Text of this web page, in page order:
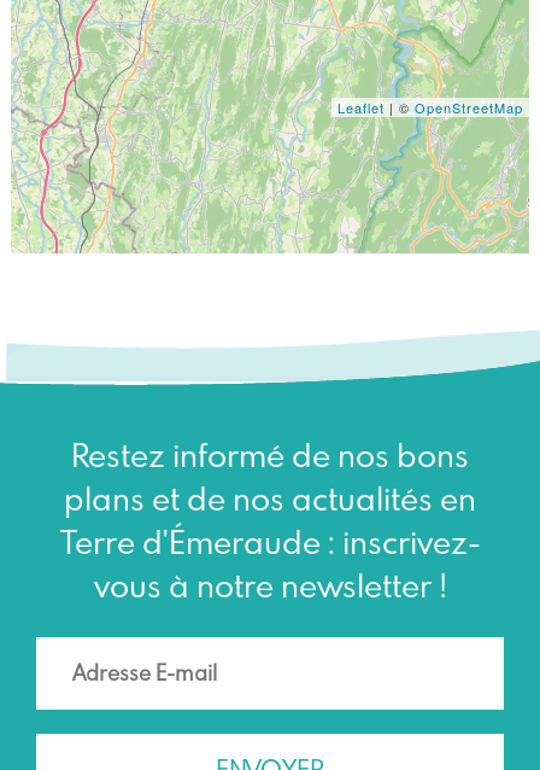
Leaflet | ©OpenStreetMap
Restez informé de nos bons
plans et de nos actualités en
Terre d'Émeraude : inscrivez-
vous à notre newsletter !